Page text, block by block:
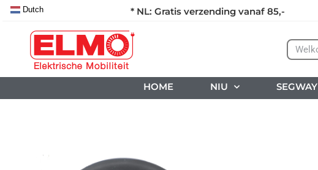
* NL: Gratis verzending vanaf 85,-
Dutch
HOME NIU SEGWAY